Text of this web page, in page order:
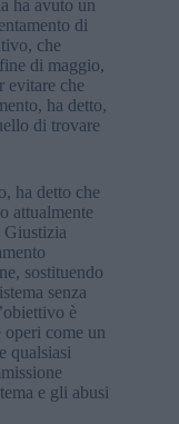
ha avuto un
di
che
di maggio,
evitare che
ha detto,
di trovare
ha detto che
attualmente
Giustizia
sostituendo
senza
è
operi come un
qualsiasi
e gli abusi